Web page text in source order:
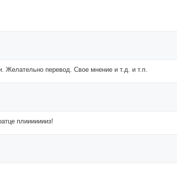
Желательно перевод. Свое мнение и т.д. и т.п.
плиииииииз!